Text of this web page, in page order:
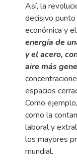
Así, la
decisivo
económica y
energía de
y el acero,
aire más
espacios
Como
como la
laboral y
los mayores
mundial.